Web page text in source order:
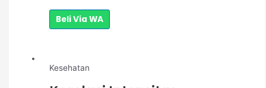
Beli Via WA
Kesehatan